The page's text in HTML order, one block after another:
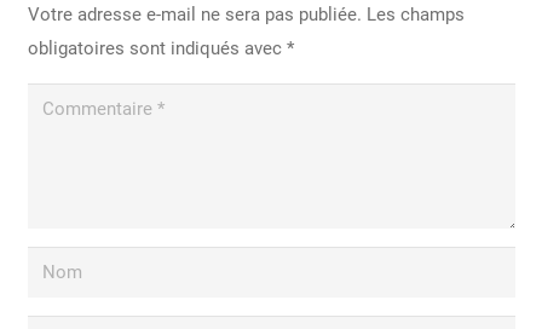
Votre adresse e-mail ne sera pas publiée. Les champs
obligatoires sont indiqués avec *